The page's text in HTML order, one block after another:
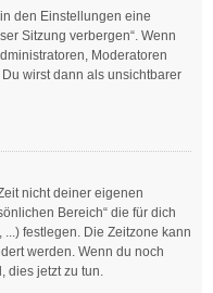
den Einstellungen eine
Sitzung verbergen“. Wenn
Moderatoren
wirst dann als unsichtbarer
nicht deiner eigenen
Bereich“ die für dich
festlegen. Die Zeitzone kann
werden. Wenn du noch
dies jetzt zu tun.